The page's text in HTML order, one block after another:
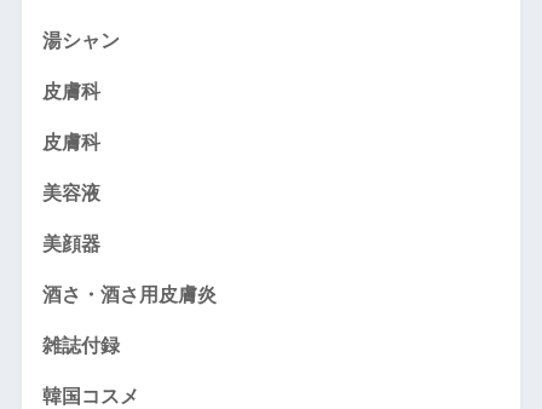
湯シャン
皮膚科
皮膚科
美容液
美顔器
酒さ・酒さ用皮膚炎
雑誌付録
韓国コスメ